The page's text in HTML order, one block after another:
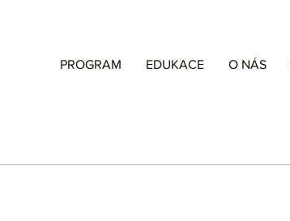
PROGRAM EDUKACE O NÁS